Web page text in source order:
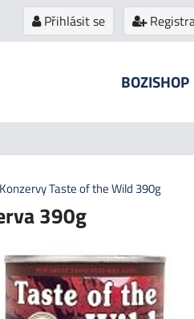
Přihlásit se
BOZISHOP
Konzervy Taste of the Wild 390g
390g